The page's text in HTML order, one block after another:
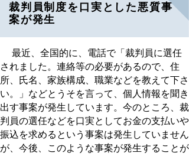
裁判員制度を口実とした悪質事
案が発生
最近、全国的に、電話で「裁判員に選任
されました。連絡等の必要があるので、住
所、氏名、家族構成、職業などを教えて下さ
い。」などとうそを言って、個人情報を聞き
出す事案が発生しています。今のところ、裁
判員の選任などを口実としてお金の支払いや
振込を求めるという事案は発生していません
が、今後、このような事案が発生することが